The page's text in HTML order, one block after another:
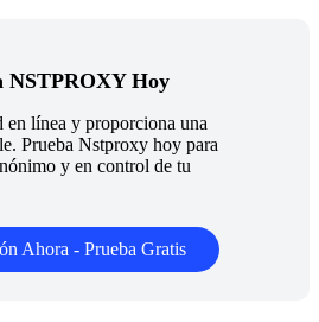
NSTPROXY Hoy
en línea y proporciona una
Prueba Nstproxy hoy para
y en control de tu
Ahora - Prueba Gratis